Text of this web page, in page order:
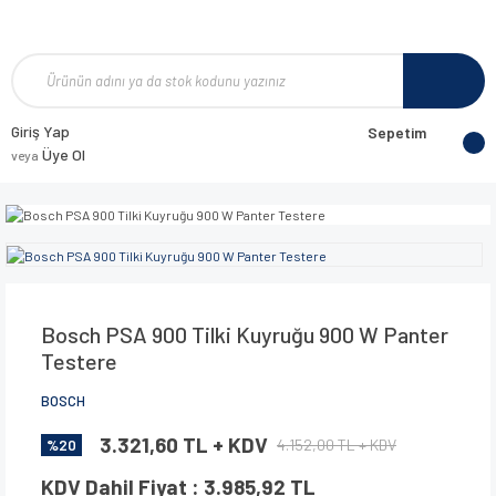
Giriş Yap
veya Üye Ol
Sepetim
Bosch PSA 900 Tilki Kuyruğu 900 W Panter
Testere
BOSCH
%20 3.321,60 TL + KDV 4.152,00 TL + KDV
KDV Dahil Fiyat : 3.985,92 TL